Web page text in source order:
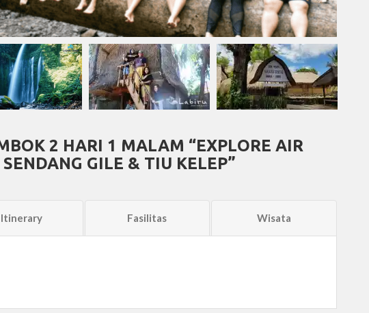
2 HARI 1 MALAM “EXPLORE AIR
GILE & TIU KELEP”
Itinerary Fasilitas Wisata